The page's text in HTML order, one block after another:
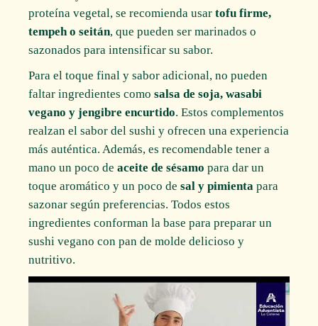
proteína vegetal, se recomienda usartofu firme,
tempeh o seitán, que pueden ser marinados o
sazonados para intensificar su sabor.
Para el toque final y sabor adicional, no pueden
faltar ingredientes comosalsa de soja, wasabi
vegano y jengibre encurtido. Estos complementos
realzan el sabor del sushi y ofrecen una experiencia
más auténtica. Además, es recomendable tener a
mano un poco deaceite de sésamo para dar un
toque aromático y un poco desal y pimienta para
sazonar según preferencias. Todos estos
ingredientes conforman la base para preparar un
sushi vegano con pan de molde delicioso y
nutritivo.